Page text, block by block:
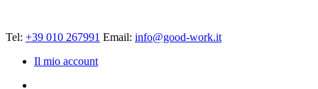
Tel: +39 010 267991 Email: info@good-work.it
Il mio account